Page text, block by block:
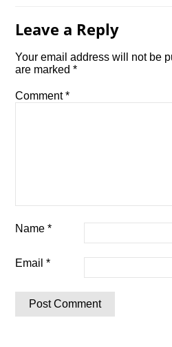
Leave a Reply
Your email address will not be
are marked*
Comment*
Name*
Email*